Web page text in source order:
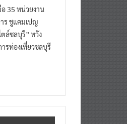
ร ชูแคมเปญ
ล์ชลบุรี” หวัง
รท่องเที่ยวชลบุรี